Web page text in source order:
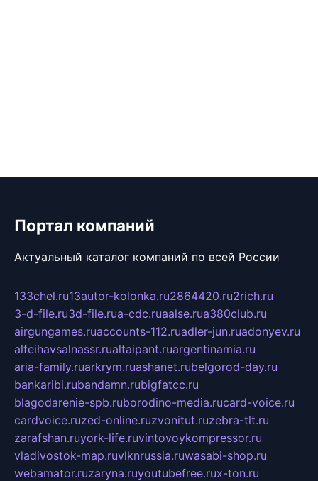
Портал компаний
Актуальный каталог компаний по всей России
133chel.ru13autor-kolonka.ru2864420.ru2rich.ru
3-d-file.ru3d-file.rua-cdc.ruaalse.rua380club.ru
airgungames.ruaccounts-112.ruadler-jun.ruadonyev.ru
alfeihavsalnassr.rualtaipant.ruargentinamia.ru
aria-family.ruarkrym.ruashanet.rubelgorod-day.ru
bankaribi.rubandamn.rubigfatcc.ru
blagodarenie-spb.ruborodino-media.rucard-voice.ru
cardvoice.ruzed-online.ruzvonitut.ruzebra-tlt.ru
zarafshan.ruyork-life.ruvintovoykompressor.ru
vladivostok-map.ruvlknrussia.ruwasabi-shop.ru
webamator.ruzaryna.ruyoutubefree.rux-ton.ru